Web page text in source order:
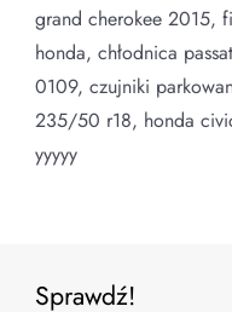
grand cherokee 2015,
honda, chłodnica
0109, czujniki
235/50 r18, honda
yyyyy
Sprawdź!